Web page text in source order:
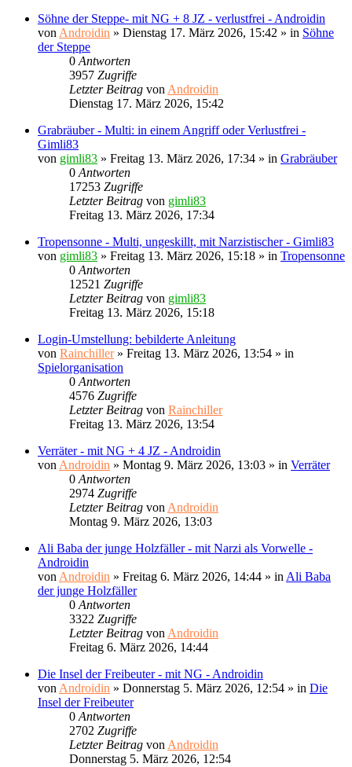
Söhne der Steppe- mit NG + 8 JZ - verlustfrei - Androidin
vonAndroidin » Dienstag 17. März 2026, 15:42 » in Söhne
der Steppe
0Antworten
3957 Zugriffe
Letzter Beitrag vonAndroidin
Dienstag 17. März 2026, 15:42
Grabräuber - Multi: in einem Angriff oder Verlustfrei -
Gimli83
von gimli83 » Freitag 13. März 2026, 17:34 » in Grabräuber
0Antworten
17253 Zugriffe
Letzter Beitrag von gimli83
Freitag 13. März 2026, 17:34
Tropensonne - Multi, ungeskillt, mit Narzistischer - Gimli83
von gimli83 » Freitag 13. März 2026, 15:18 » in Tropensonne
0Antworten
12521 Zugriffe
Letzter Beitrag von gimli83
Freitag 13. März 2026, 15:18
Login-Umstellung: bebilderte Anleitung
von Rainchiller» Freitag 13. März 2026, 13:54 » in
Spielorganisation
0Antworten
4576 Zugriffe
Letzter Beitrag von Rainchiller
Freitag 13. März 2026, 13:54
Verräter - mit NG + 4 JZ - Androidin
vonAndroidin » Montag 9. März 2026, 13:03 » in Verräter
0Antworten
2974 Zugriffe
Letzter Beitrag vonAndroidin
Montag 9. März 2026, 13:03
Ali Baba der junge Holzfäller - mit Narzi als Vorwelle -
Androidin
vonAndroidin » Freitag 6. März 2026, 14:44 » inAli Baba
der junge Holzfäller
0Antworten
3322 Zugriffe
Letzter Beitrag vonAndroidin
Freitag 6. März 2026, 14:44
Die Insel der Freibeuter - mit NG - Androidin
vonAndroidin » Donnerstag 5. März 2026, 12:54 » in Die
Insel der Freibeuter
0Antworten
2702 Zugriffe
Letzter Beitrag vonAndroidin
Donnerstag 5. März 2026, 12:54